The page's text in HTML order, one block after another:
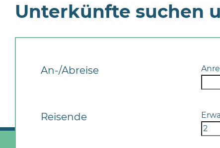
Unterkünfte suchen
An-/Abreise
Reisende